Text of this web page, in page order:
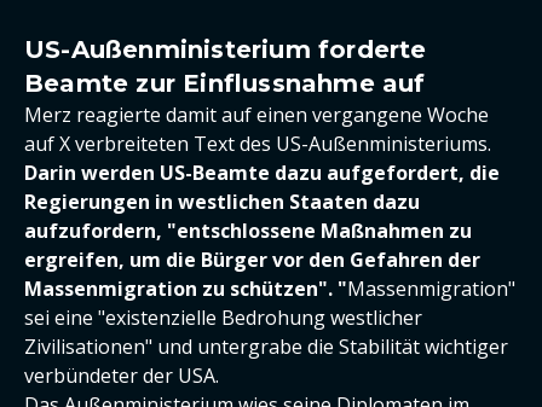
US-Außenministerium forderte
Beamte zur Einflussnahme auf
Merz reagierte damit auf einen vergangene Woche
auf X verbreiteten Text des US-Außenministeriums.
Darin werden US-Beamte dazu aufgefordert, die
Regierungen in westlichen Staaten dazu
aufzufordern, "entschlossene Maßnahmen zu
ergreifen, um die Bürger vor den Gefahren der
Massenmigration zu schützen". "Massenmigration"
sei eine "existenzielle Bedrohung westlicher
Zivilisationen" und untergrabe die Stabilität wichtiger
verbündeter der USA.